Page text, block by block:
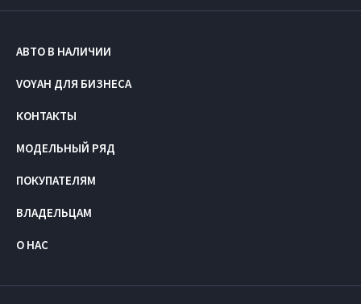
АВТО В НАЛИЧИИ
VOYAH ДЛЯ БИЗНЕСА
КОНТАКТЫ
МОДЕЛЬНЫЙ РЯД
ПОКУПАТЕЛЯМ
ВЛАДЕЛЬЦАМ
О НАС